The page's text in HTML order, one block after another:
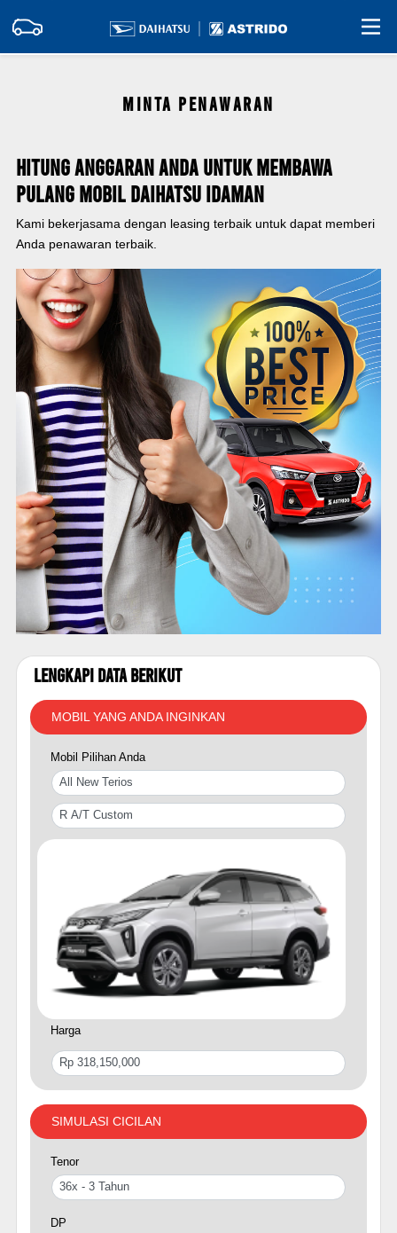
MINTA PENAWARAN
Hitung Anggaran Anda Untuk Membawa
Pulang Mobil Daihatsu Idaman
Kami bekerjasama dengan leasing terbaik untuk dapat memberi
Anda penawaran terbaik.
Lengkapi Data Berikut
MOBIL YANG ANDA INGINKAN
Mobil Pilihan Anda
Harga
SIMULASI CICILAN
Tenor
DP